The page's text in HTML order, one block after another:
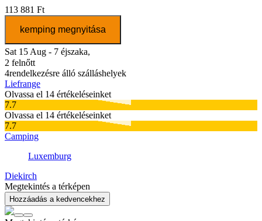
113 881 Ft
kemping megnyitása
Sat 15 Aug - 7 éjszaka,
2 felnőtt
4rendelkezésre álló szálláshelyek
Liefrange
Olvassa el 14 értékeléseinket
7.7
Olvassa el 14 értékeléseinket
7.7
Camping
Luxemburg
Diekirch
Megtekintés a térképen
Hozzáadás a kedvencekhez